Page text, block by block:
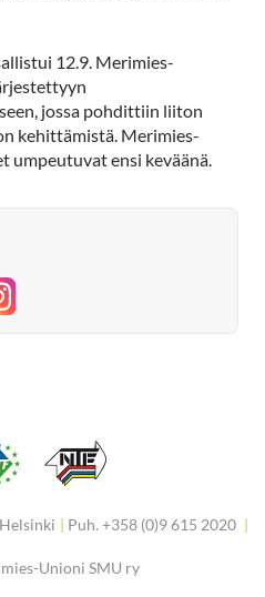
12.9. Merimies-
jossa pohdittiin liiton
kehittämistä. Merimies-
umpeutuvat ensi keväänä.
LinkedIn
| Puh. +358 (0)9 615 2020 |
Unioni SMU ry